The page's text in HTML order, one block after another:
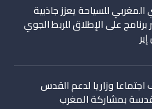
للسياحة يعزز جاذبية
برنامج على الإطلاق للربط الجوي
وزاريا لدعم القدس
بمشاركة المغرب